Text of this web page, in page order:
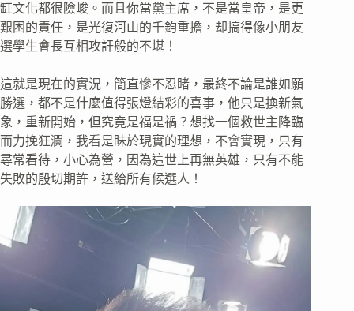
缸文化都很險峻。而且你當黨主席，不是當皇帝，是更
艱困的責任，是光復河山的千鈞重擔，却搞得像小朋友
選學生會長互相攻訐般的不堪！
這就是現在的實況，簡直慘不忍睹，最終不論是誰如願
勝選，都不是什麼值得張燈結彩的喜事，他只是換新氣
象，重新開始，但究竟是福是禍？想找一個救世主降臨
而力挽狂瀾，我看是眛於現實的理想，不會實現，只有
尋常看待，小心為營，因為這世上再無英雄，只有不能
失敗的殷切期許，送給所有候選人！